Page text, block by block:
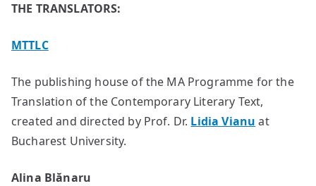
THE TRANSLATORS:
MTTLC
The publishing house of the MA Programme for the
Translation of the Contemporary Literary Text,
created and directed by Prof. Dr. Lidia Vianu at
Bucharest University.
Alina Blănaru